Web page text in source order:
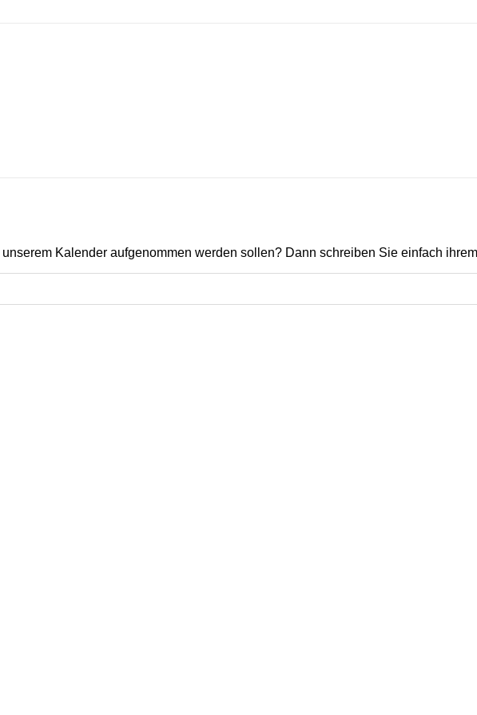
Kalender aufgenommen werden sollen? Dann schreiben Sie einfach